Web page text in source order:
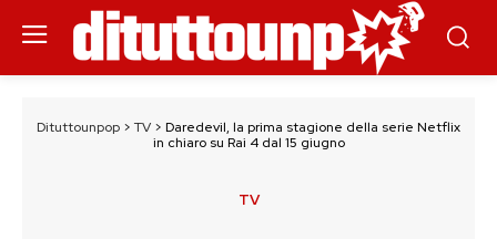
Dituttounpop > TV > Daredevil, la prima stagione della serie Netflix
in chiaro su Rai 4 dal 15 giugno
TV